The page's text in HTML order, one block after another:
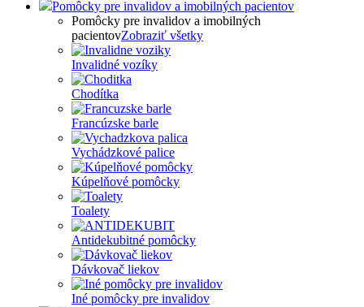
Pomôcky pre invalidov a imobilných pacientov
Pomôcky pre invalidov a imobilných
pacientovZobraziť všetky
Invalidné vozíky
Chodítka
Francúzske barle
Vychádzkové palice
Kúpelňové pomôcky
Toalety
Antidekubitné pomôcky
Dávkovač liekov
Iné pomôcky pre invalidov